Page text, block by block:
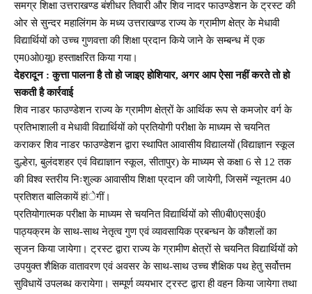
समग्र शिक्षा उत्तराखण्ड बंशीधर तिवारी और शिव नादर फाउण्डेशन के ट्रस्ट की
ओर से सुन्दर महालिंगम के मध्य उत्तराखण्ड राज्य के ग्रामीण क्षेत्र के मेधावी
विद्यार्थियों को उच्च गुणवत्ता की शिक्षा प्रदान किये जाने के सम्बन्ध में एक
एम0ओ0यू0 हस्ताक्षरित किया गया।
देहरादून : कुत्ता पालना है तो हो जाइए होशियार, अगर आप ऐसा नहीं करते तो हो
सकती है कार्रवाई
शिव नाडर फाउण्डेशन राज्य के ग्रामीण क्षेत्रों के आर्थिक रूप से कमजोर वर्ग के
प्रतिभाशाली व मेधावी विद्यार्थियों को प्रतियोगी परीक्षा के माध्यम से चयनित
कराकर शिव नाडर फाउण्डेशन द्वारा स्थापित आवासीय विद्यालयों (विद्याज्ञान स्कूल
दुल्हेरा, बुलंदशहर एवं विद्याज्ञान स्कूल, सीतापुर) के माध्यम से कक्षा 6 से 12 तक
की विश्व स्तरीय निःशुल्क आवासीय शिक्षा प्रदान की जायेगी, जिसमें न्यूनतम 40
प्रतिशत बालिकायें हांेगीं।
प्रतियोगात्मक परीक्षा के माध्यम से चयनित विद्यार्थियों को सी0बी0एस0ई0
पाठ्यक्रम के साथ-साथ नेतृत्व गुण एवं व्यावसायिक प्रबन्धन के कौशलों का
सृजन किया जायेगा। ट्रस्ट द्वारा राज्य के ग्रामीण क्षेत्रों से चयनित विद्यार्थियों को
उपयुक्त शैक्षिक वातावरण एवं अवसर के साथ-साथ उच्च शैक्षिक पथ हेतु सर्वोत्तम
सुविधायें उपलब्ध करायेगा। सम्पूर्ण व्ययभार ट्रस्ट द्वारा ही वहन किया जायेगा तथा